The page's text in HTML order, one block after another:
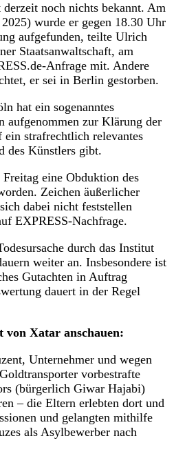
derzeit noch nichts bekannt. Am
wurde er gegen 18.30 Uhr
aufgefunden, teilte Ulrich
Staatsanwaltschaft, am
Anfrage mit. Andere
er sei in Berlin gestorben.
hat ein sogenanntes
aufgenommen zur Klärung der
ein strafrechtlich relevantes
des Künstlers gibt.
eine Obduktion des
Zeichen äußerlicher
dabei nicht feststellen
EXPRESS-Nachfrage.
durch das Institut
weiter an. Insbesondere ist
Gutachten in Auftrag
dauert in der Regel
von Xatar anschauen:
Unternehmer und wegen
vorbestrafte
(bürgerlich Giwar Hajabi)
– die Eltern erlebten dort und
und gelangten mithilfe
als Asylbewerber nach